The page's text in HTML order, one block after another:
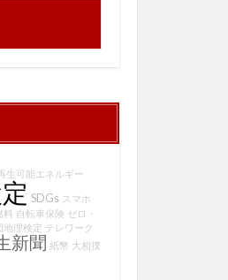
生可能エネルギー
SDGs スマホ
料 自転車保険 ゼロ・
地理検定 テレワーク
新聞 紙幣 大相撲